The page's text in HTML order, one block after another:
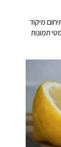
מיקוד
תמונות